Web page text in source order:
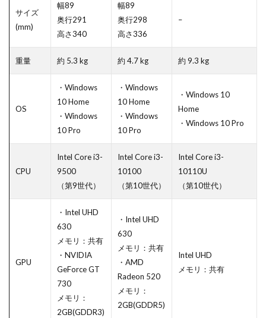
サイズ
(mm)
幅89
奥行291
高さ340
幅89
奥行298
高さ336
–
重量 約 5.3 kg 約 4.7 kg 約 9.3 kg
OS
・Windows
10 Home
・Windows
10 Pro
・Windows
10 Home
・Windows
10 Pro
・Windows 10
Home
・Windows 10 Pro
CPU
Intel Core i3-
9500
（第9世代）
Intel Core i3-
10100
（第10世代）
Intel Core i3-
10110U
（第10世代）
GPU
・Intel UHD
630
メモリ：共有
・NVIDIA
GeForce GT
730
メモリ：
2GB(GDDR3)
・Intel UHD
630
メモリ：共有
・AMD
Radeon 520
メモリ：
2GB(GDDR5)
Intel UHD
メモリ：共有